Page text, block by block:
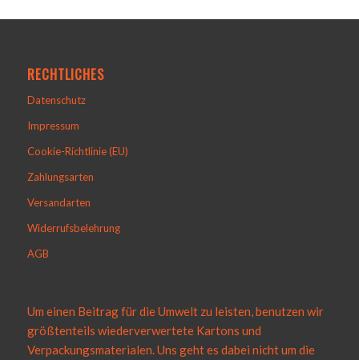
RECHTLICHES
Datenschutz
Impressum
Cookie-Richtlinie (EU)
Zahlungsarten
Versandarten
Widerrufsbelehrung
AGB
Um einen Beitrag für die Umwelt zu leisten, benutzen wir
größtenteils wiederverwertete Kartons und
Verpackungsmaterialen. Uns geht es dabei nicht um die